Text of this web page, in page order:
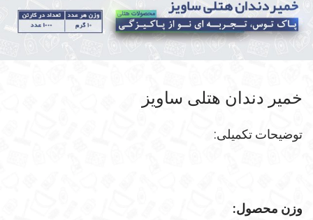
خمیر دندان هتلی ساویز
توضیحات تکمیلی:
وزن محصول: